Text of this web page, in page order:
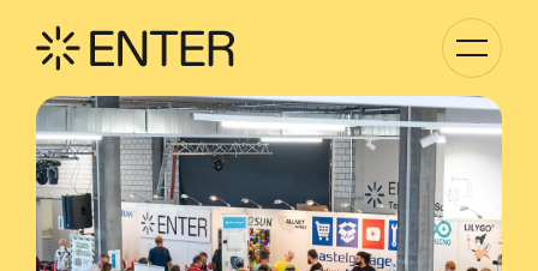
anzeigen